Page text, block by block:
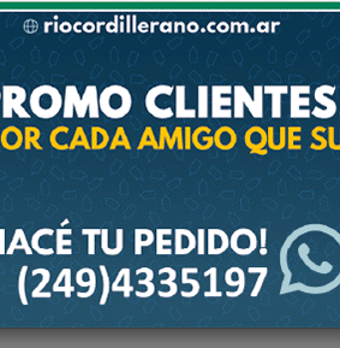
POLÍTICA POLICIALES DEPORTES